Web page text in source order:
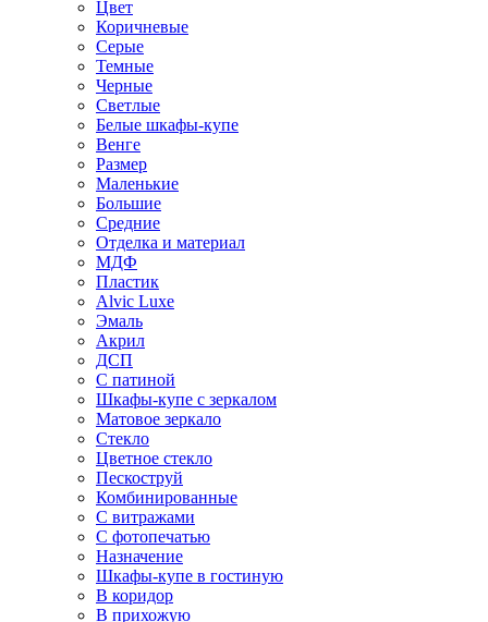
Цвет
Коричневые
Серые
Темные
Черные
Светлые
Белые шкафы-купе
Венге
Размер
Маленькие
Большие
Средние
Отделка и материал
МДФ
Пластик
Alvic Luxe
Эмаль
Акрил
ДСП
С патиной
Шкафы-купе с зеркалом
Матовое зеркало
Стекло
Цветное стекло
Пескоструй
Комбинированные
С витражами
С фотопечатью
Назначение
Шкафы-купе в гостиную
В коридор
В прихожую